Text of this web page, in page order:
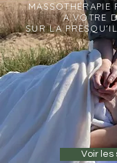
MASSOTHÉRAPIE
A VOTRE
SUR LA
Voir les